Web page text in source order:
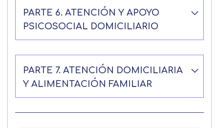
PARTE 6. ATENCIÓN Y APOYO
PSICOSOCIAL DOMICILIARIO
PARTE 7. ATENCIÓN DOMICILIARIA
Y ALIMENTACIÓN FAMILIAR